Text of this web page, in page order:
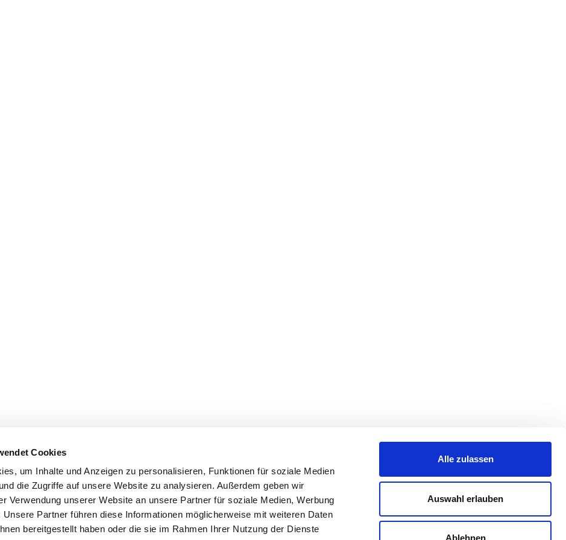
Cookies
um Inhalte und Anzeigen zu personalisieren, Funktionen für soziale Medien
die Zugriffe auf unsere Website zu analysieren. Außerdem geben wir
Verwendung unserer Website an unsere Partner für soziale Medien, Werbung
Unsere Partner führen diese Informationen möglicherweise mit weiteren Daten
bereitgestellt haben oder die sie im Rahmen Ihrer Nutzung der Dienste
Alle zulassen
Auswahl erlauben
Ablehnen